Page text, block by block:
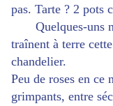
pas. Tarte ? 2 pots
Quelques-uns
traînent à terre
chandelier.
Peu de roses en ce
grimpants, entre